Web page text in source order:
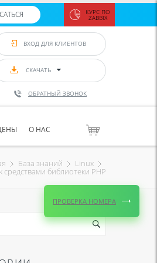
КУРС ПО
ZABBIX
ВХОД ДЛЯ КЛИЕНТОВ
СКАЧАТЬ
ОБРАТНЫЙ ЗВОНОК
О НАС
База знаний Linux
библиотеки PHP
ПРОВЕРКА НОМЕРА